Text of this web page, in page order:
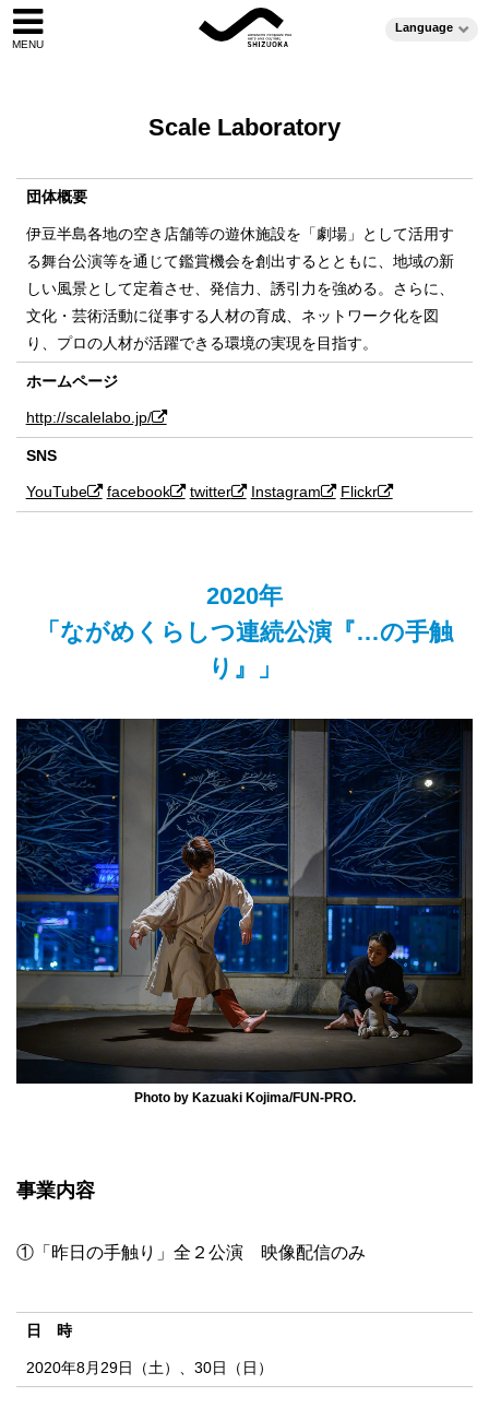
Language
Scale Laboratory
団体概要
伊豆半島各地の空き店舗等の遊休施設を「劇場」として活用す
る舞台公演等を通じて鑑賞機会を創出するとともに、地域の新
しい風景として定着させ、発信力、誘引力を強める。さらに、
文化・芸術活動に従事する人材の育成、ネットワーク化を図
り、プロの人材が活躍できる環境の実現を目指す。
ホームページ
http://scalelabo.jp/
SNS
YouTube facebook twitter Instagram Flickr
2020年
「ながめくらしつ連続公演『…の手触
り』」
Photo by Kazuaki Kojima/FUN-PRO.
事業内容
①「昨日の手触り」全２公演 映像配信のみ
日 時
2020年8月29日（土）、30日（日）